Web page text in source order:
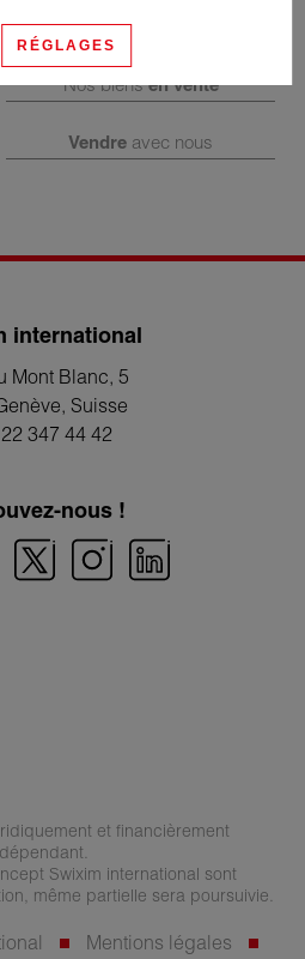
Nos biensen vente
Vendre avec nous
international
Mont Blanc, 5
, Suisse
347 44 42
nous !
et financièrement
Swixim international sont
même partielle sera poursuivie.
Mentions légales
RÉGLAGES